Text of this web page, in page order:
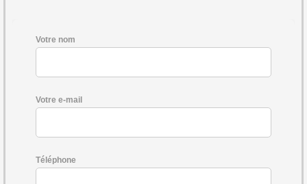
Votre nom
Votre e-mail
Téléphone